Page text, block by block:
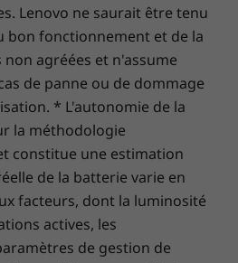
L15 Gen 2 comprend une
solutions de sécurité
ainsi que la sécurité
de confidentialité
fonction Smart Power On
à puce
Nano SIM
ci-contre ne reflètent pas forcément
dans ce pays !
Acheter
Comparer
portables et Ultrabooks
Lenovo ne saurait être tenu
bon fonctionnement et de la
agréées et n'assume
de panne ou de dommage
* L'autonomie de la
la méthodologie
constitue une estimation
de la batterie varie en
facteurs, dont la luminosité
actives, les
de gestion de